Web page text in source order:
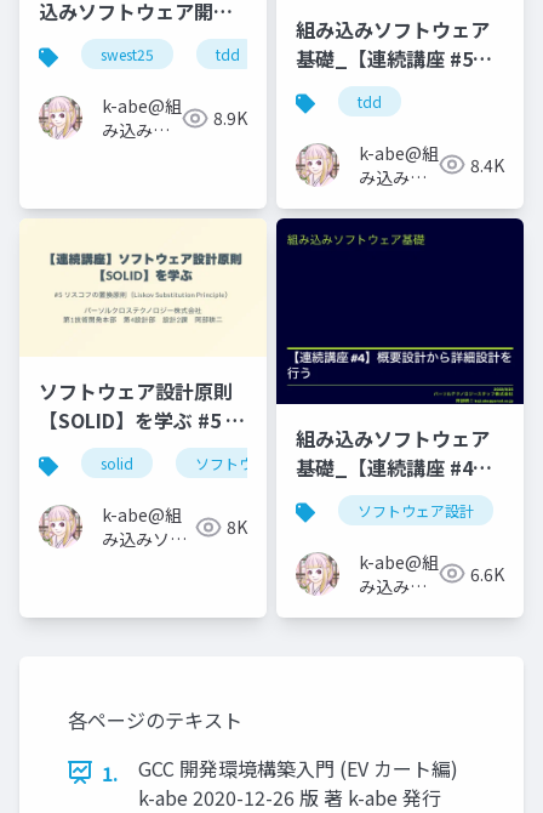
込みソフトウェア開発
を考えるswest25 tdd
k-abe@組
み込みソ
8.9K
組み込みソフトウェア
基礎_【連続講座 #5】
テスト駆動開発 はじめ
の一歩
tdd
k-abe@組
み込みソ
アの人
8.4K
ソフトウェア設計原則
【SOLID】を学ぶ #5 リ
スコフの置換原則
solid ソフトウェア設計 リスコフの置換原則
k-abe@組
み込みソフ
8K
組み込みソフトウェア
基礎_【連続講座 #4】
概要設計から詳細設計
を行う
ソフトウェア設計
k-abe@組
み込みソ
6.6K
各ページのテキスト
1.
GCC 開発環境構築入門 (EV カート編)
k-abe 2020-12-26 版 著 k-abe 発行